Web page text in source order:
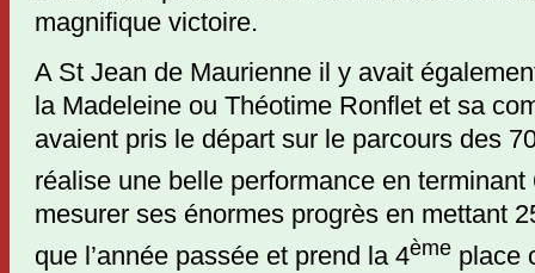
magnifique victoire.
A St Jean de Maurienne il y avait
la Madeleine ou Théotime Ronflet et sa
avaient pris le départ sur le parcours des
réalise une belle performance en terminant
mesurer ses énormes progrès en mettant
que l’année passée et prend la 4ème place